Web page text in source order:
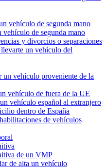
vehículo de segunda mano
vehículo de segunda mano
y divorcios o separaciones
un vehículo del
un vehículo proveniente de la
vehículo de fuera de la UE
vehículo español al extranjero
dentro de España
de vehículos
de un VMP
de alta un vehículo